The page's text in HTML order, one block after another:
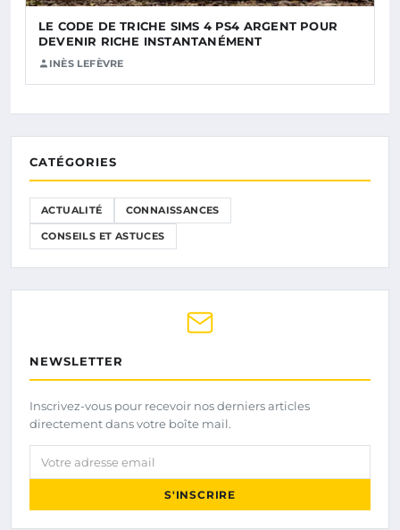
LE CODE DE TRICHE SIMS 4 PS4 ARGENT POUR
DEVENIR RICHE INSTANTANÉMENT
INÈS LEFÈVRE
CATÉGORIES
ACTUALITÉ CONNAISSANCES
CONSEILS ET ASTUCES
NEWSLETTER
Inscrivez-vous pour recevoir nos derniers articles
directement dans votre boîte mail.
Votre adresse email
S'INSCRIRE